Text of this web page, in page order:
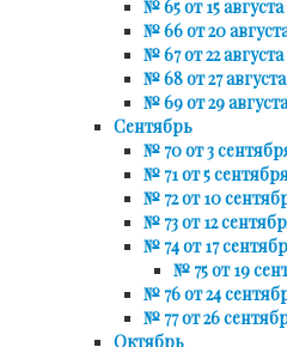
№ 65 от 15 августа
№ 66 от 20
№ 67 от 22 августа
№ 68 от 27 августа
№ 69 от 29
Сентябрь
№ 70 от 3
№ 71 от 5
№ 72 от 10
№ 73 от 12
№ 74 от 17
№ 75 от 19
№ 76 от 24
№ 77 от 26
Октябрь